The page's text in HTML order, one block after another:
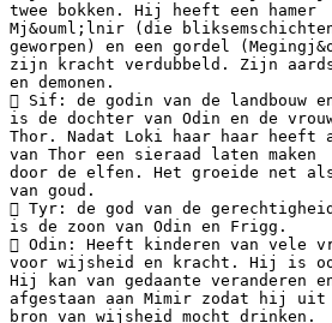
twee bokken. Hij heeft een hamer
Mj&ouml;lnir (die
geworpen) en een gordel
zijn kracht verdubbeld. Zijn
en demonen.
 Sif: de godin van de landbouw
is de dochter van Odin en de
Thor. Nadat Loki haar haar heeft
van Thor een sieraad laten maken
door de elfen. Het groeide net
van goud.
 Tyr: de god van de
is de zoon van Odin en Frigg.
 Odin: Heeft kinderen van vele
voor wijsheid en kracht. Hij is
Hij kan van gedaante veranderen
afgestaan aan Mimir zodat hij uit
bron van wijsheid mocht drinken.